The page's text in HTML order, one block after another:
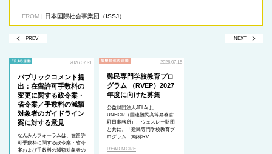
FROM | 日本国際社会事業団（ISSJ）
PREV NEXT
2026.07.31
パブリックコメント提
出：在留許可手数料の
変更に関する政令案・
省令案／手数料の減額
対象者のガイドライン
案に対する意見
なんみんフォーラムは、在留許
可手数料に関する政令案・省令
案および手数料の減額対象者の
2026.07.15
難民専門学校教育プロ
グラム （RVEP）2027
年度に向けた募集
公益財団法人JELAは、
UNHCR（国連難民高等弁務官
駐日事務所）、ウェスレー財団
と共に、「難民専門学校教育プ
ログラム （略称RV…
READ MORE